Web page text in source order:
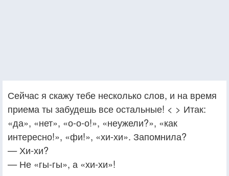
Сейчас я скажу тебе несколько слов, и на время
приема ты забудешь все остальные! < > Итак:
«да», «нет», «о-о-о!», «неужели?», «как
интересно!», «фи!», «хи-хи». Запомнила?
— Хи-хи?
— Не «гы-гы», а «хи-хи»!